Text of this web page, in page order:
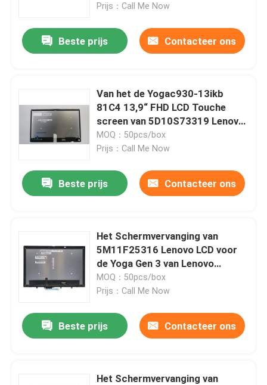
Prijs：Call Me Now
Beste prijs Contacteer ons
Van het de Yogac930-13ikb
81C4 13,9“ FHD LCD Touche
screen van 5D10S73319 Lenovo
van de de Becijferaarassemblage
W het Kaderraad
MOQ：50pcs/box
Prijs：Call Me Now
Beste prijs Contacteer ons
Het Schermvervanging van
5M11F25316 Lenovo LCD voor
de Yoga Gen 3 van Lenovo
ThinkPad L13
MOQ：50pcs/box
Prijs：Call Me Now
Beste prijs Contacteer ons
Het Schermvervanging van